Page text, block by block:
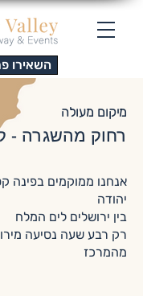
השאירו
מיקום מעולה
רחוק מהשגרה -
אנחנו ממוקמים בפינה
יהודה
בין ירושלים לים המלח
רק רבע שעה נסיעה
מהמרכז